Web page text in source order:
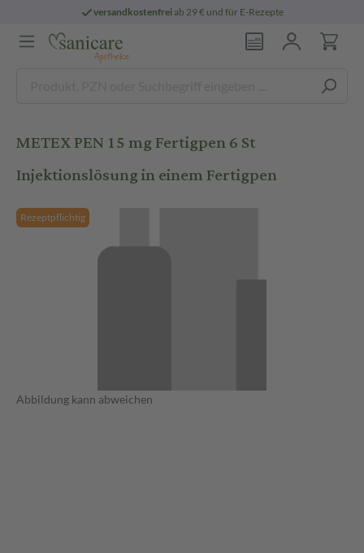
versandkostenfreiab 29 € und für E-Rezepte
METEX PEN 15 mg Fertigpen 6 St
Injektionslösung in einem Fertigpen
Rezeptpflichtig
Abbildung kann abweichen